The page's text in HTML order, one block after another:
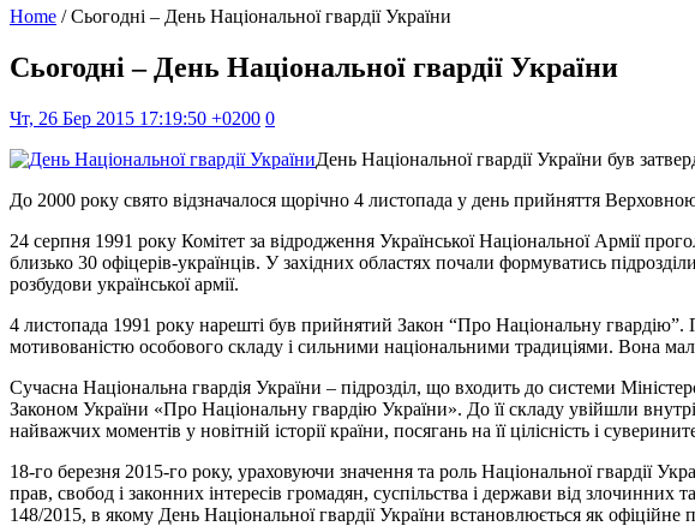
Home / Сьогодні – День Національної гвардії України
Сьогодні – День Національної гвардії України
Чт, 26 Бер 2015 17:19:50 +0200 0
День Національної гвардії України був
До 2000 року свято відзначалося щорічно 4 листопада у день прийняття
24 серпня 1991 року Комітет за відродження Української Національної Армії
близько 30 офіцерів-українців. У західних областях почали формуватись
розбудови української армії.
4 листопада 1991 pоку нарешті був прийнятий Закон “Про Національну
мотивованістю особового складу і сильними національними традиціями. Вона мала
Сучасна Національна гвардія України – підрозділ, що входить до системи
Законом України «Про Національну гвардію України». До її складу увійшли
найважчих моментів у новітній історії країни, посягань на її цілісність і
18-го березня 2015-го року, ураховуючи значення та роль Національної гвардії
прав, свобод і законних інтересів громадян, суспільства і держави від
148/2015, в якому День Національної гвардії України встановлюється як офіційне